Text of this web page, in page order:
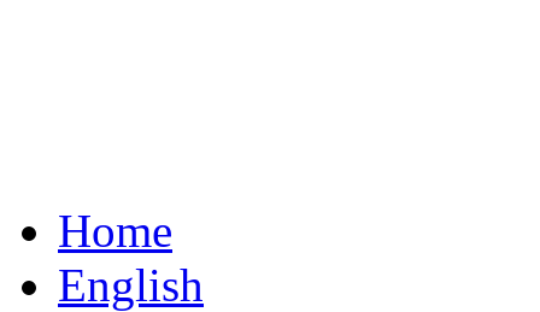
Home
English